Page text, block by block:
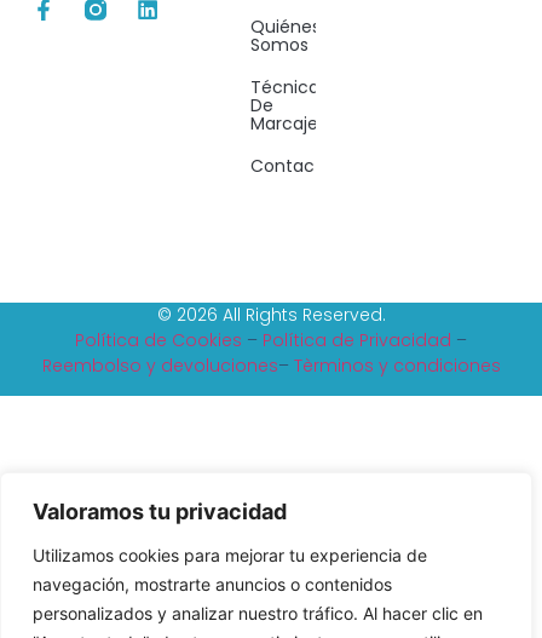
Valoramos tu privacidad
Utilizamos cookies para mejorar tu experiencia de
navegación, mostrarte anuncios o contenidos
personalizados y analizar nuestro tráfico. Al hacer clic en
Quiénes
Somos
Técnicas
De
Marcaje
Contacto
© 2026 All Rights Reserved.
Política de Cookies – Política de Privacidad –
Reembolso y devoluciones– Tèrminos y condiciones